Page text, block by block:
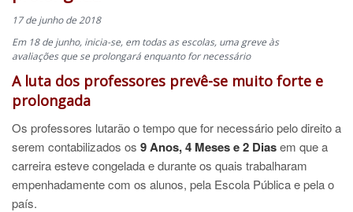
17 de junho de 2018
Em 18 de junho, inicia-se, em todas as escolas, uma greve às
avaliações que se prolongará enquanto for necessário
A luta dos professores prevê-se muito forte e
prolongada
Os professores lutarão o tempo que for necessário pelo direito a
serem contabilizados os 9 Anos, 4 Meses e 2 Diasem que a
carreira esteve congelada e durante os quais trabalharam
empenhadamente com os alunos, pela Escola Pública e pela o
país.